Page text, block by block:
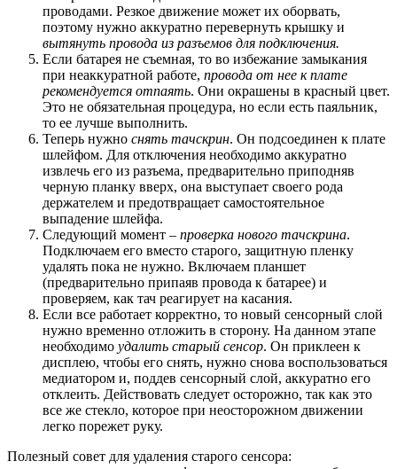
проводами. Резкое движение может их оборвать,
поэтому нужно аккуратно перевернуть крышку и
вытянуть провода из разъемов для подключения.
Если батарея не съемная, то во избежание замыкания
при неаккуратной работе, провода от нее к плате
рекомендуется отпаять. Они окрашены в красный цвет.
Это не обязательная процедура, но если есть паяльник,
то ее лучше выполнить.
Теперь нужно снять тачскрин. Он подсоединен к плате
шлейфом. Для отключения необходимо аккуратно
извлечь его из разъема, предварительно приподняв
черную планку вверх, она выступает своего рода
держателем и предотвращает самостоятельное
выпадение шлейфа.
Следующий момент – проверка нового тачскрина.
Подключаем его вместо старого, защитную пленку
удалять пока не нужно. Включаем планшет
(предварительно припаяв провода к батарее) и
проверяем, как тач реагирует на касания.
Если все работает корректно, то новый сенсорный слой
нужно временно отложить в сторону. На данном этапе
необходимо удалить старый сенсор. Он приклеен к
дисплею, чтобы его снять, нужно снова воспользоваться
медиатором и, поддев сенсорный слой, аккуратно его
отклеить. Действовать следует осторожно, так как это
все же стекло, которое при неосторожном движении
легко порежет руку.
Полезный совет для удаления старого сенсора: